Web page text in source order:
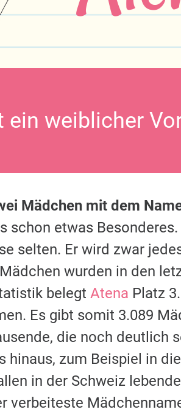
ein weiblicher
Mädchen mit dem
schon etwas
selten. Er wird zwar
wurden in den
belegt Atena Platz
Es gibt somit 3.089
die noch deutlich
hinaus, zum Beispiel in
in der Schweiz
verbeiteste